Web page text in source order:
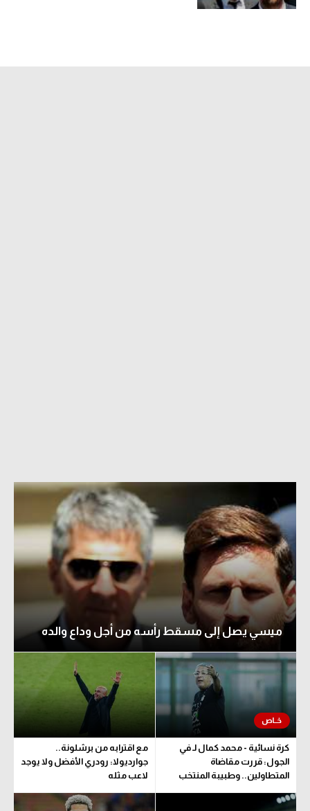
ميسي يصل إلى مسقط رأسه من أجل وداع والده
كرة نسائية - محمد كمال لـ في
الجول: قررت مقاضاة
المتطاولين.. وطبيبة المنتخب
مع اقترابه من برشلونة..
جوارديولا: رودري الأفضل ولا يوجد
لاعب مثله